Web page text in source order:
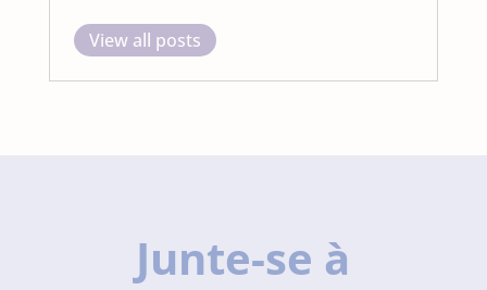
View all posts
Junte-se à